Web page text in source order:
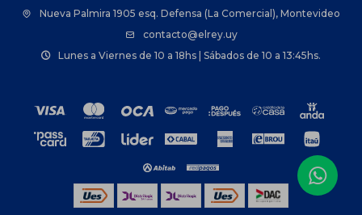
Nueva Palmira 1905 esq. Defensa (La Comercial), Montevideo
contacto@elrey.uy
Lunes a Viernes de 10 a 18hs | Sábados de 10 a 13:45hs.